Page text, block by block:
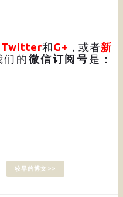
Twitter和G+ ，或者新
们的 微信订阅号 是：
较早的博文 >>